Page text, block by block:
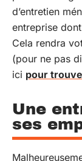
d’entretien
entreprise
Cela rendra
(pour ne pas
ici pour
Une
ses